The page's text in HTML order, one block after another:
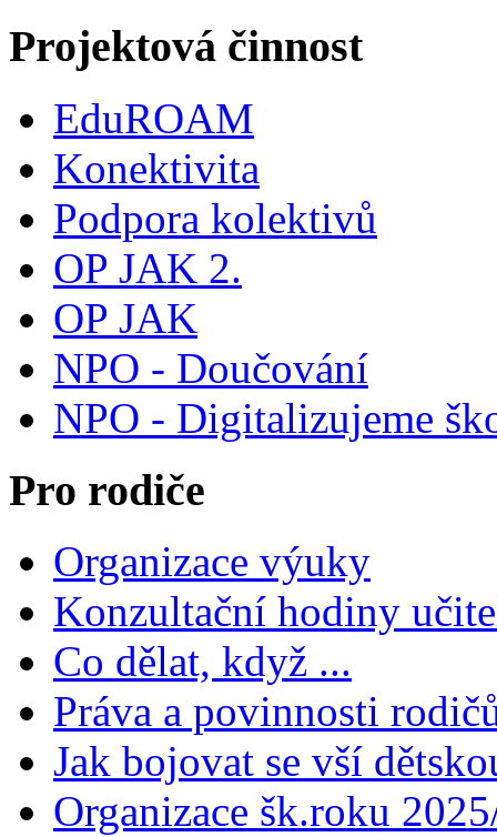
Projektová činnost
EduROAM
Konektivita
Podpora kolektivů
OP JAK 2.
OP JAK
NPO - Doučování
NPO - Digitalizujeme
Pro rodiče
Organizace výuky
Konzultační hodiny
Co dělat, když ...
Práva a povinnosti
Jak bojovat se vší
Organizace šk.roku